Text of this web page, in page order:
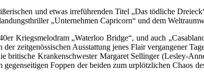
und etwas irreführenden Titel „Das tödliche
„Unternehmen Capricorn“ und dem
Kriegsmelodram „Waterloo Bridge“, und auch
zeitgenössischen Ausstattung jenes Flair vergangener
Krankenschwester Margaret Sellinger (Lesley-
Foppen der beiden zum urplötzlichen Chaos